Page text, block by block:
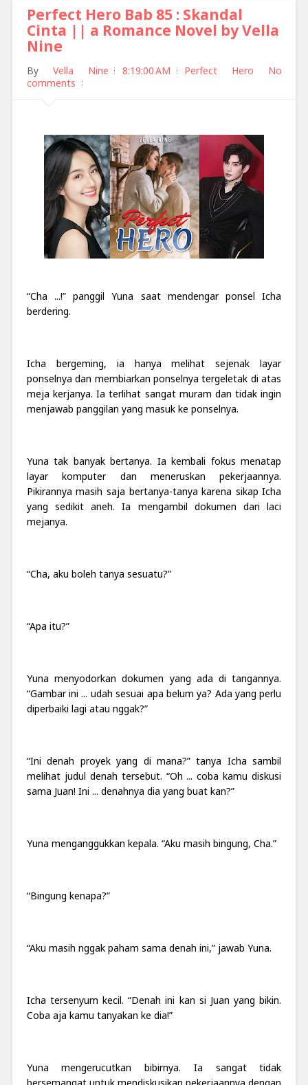
Perfect Hero Bab 85 : Skandal
Cinta || a Romance Novel by Vella
Nine
By Vella Nine 8:19:00 AM Perfect Hero
No
comments
“Cha ...!” panggil Yuna saat mendengar ponsel Icha
berdering.
Icha bergeming, ia hanya melihat sejenak layar
ponselnya dan membiarkan ponselnya tergeletak di atas
meja kerjanya. Ia terlihat sangat muram dan tidak ingin
menjawab panggilan yang masuk ke ponselnya.
Yuna tak banyak bertanya. Ia kembali fokus menatap
layar komputer dan meneruskan pekerjaannya.
Pikirannya masih saja bertanya-tanya karena sikap Icha
yang sedikit aneh. Ia mengambil dokumen dari laci
mejanya.
“Cha, aku boleh tanya sesuatu?”
“Apa itu?”
Yuna menyodorkan dokumen yang ada di tangannya.
“Gambar ini ... udah sesuai apa belum ya? Ada yang perlu
diperbaiki lagi atau nggak?”
“Ini denah proyek yang di mana?” tanya Icha sambil
melihat judul denah tersebut. “Oh ... coba kamu diskusi
sama Juan! Ini ... denahnya dia yang buat kan?”
Yuna menganggukkan kepala. “Aku masih bingung, Cha.”
“Bingung kenapa?”
“Aku masih nggak paham sama denah ini,” jawab Yuna.
Icha tersenyum kecil. “Denah ini kan si Juan yang bikin.
Coba aja kamu tanyakan ke dia!”
Yuna mengerucutkan bibirnya. Ia sangat tidak
bersemangat untuk mendiskusikan pekerjaannya dengan